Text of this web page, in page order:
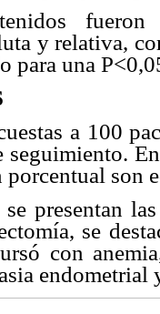
fueron
y relativa,
para una
a 100
seguimiento.
son
se presentan
se
con
endometrial